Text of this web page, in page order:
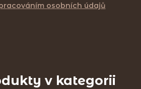
osobních údajů
v kategorii